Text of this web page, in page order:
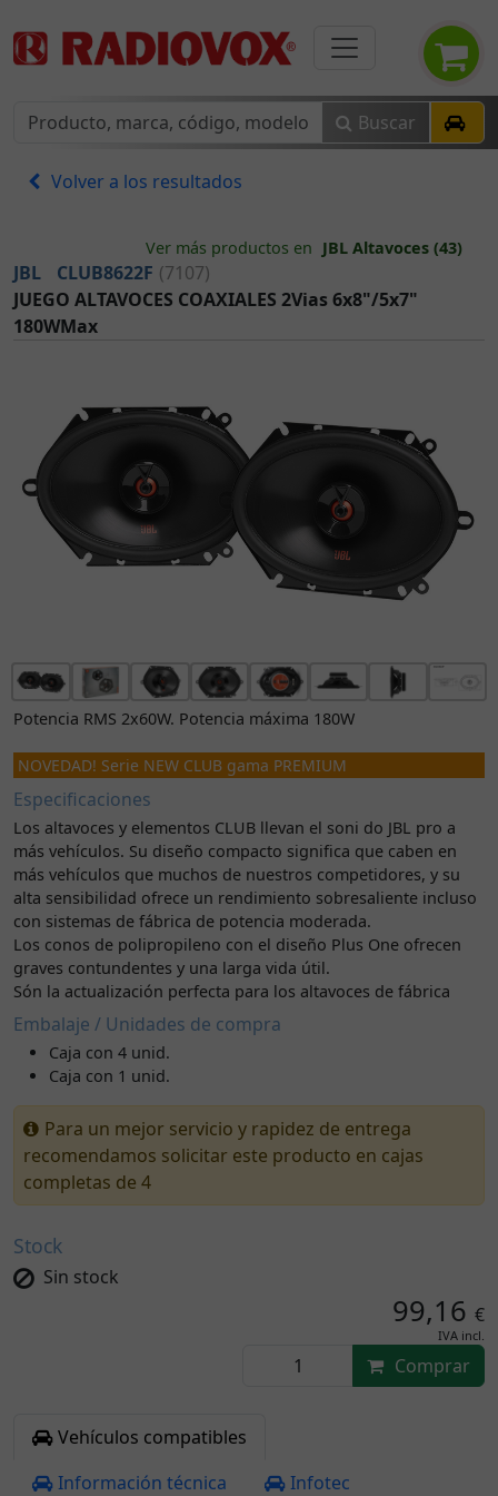
Buscar
Volver a los resultados
Ver más productos en JBL Altavoces (43)
JBL CLUB8622F (7107)
JUEGO ALTAVOCES COAXIALES 2Vias 6x8"/5x7"
180WMax
Potencia RMS 2x60W. Potencia máxima 180W
NOVEDAD! Serie NEW CLUB gama PREMIUM
Especificaciones
Los altavoces y elementos CLUB llevan el soni do JBL pro a
más vehículos. Su diseño compacto significa que caben en
más vehículos que muchos de nuestros competidores, y su
alta sensibilidad ofrece un rendimiento sobresaliente incluso
con sistemas de fábrica de potencia moderada.
Los conos de polipropileno con el diseño Plus One ofrecen
graves contundentes y una larga vida útil.
Són la actualización perfecta para los altavoces de fábrica
Embalaje / Unidades de compra
Caja con 4 unid.
Caja con 1 unid.
Para un mejor servicio y rapidez de entrega
recomendamos solicitar este producto en cajas
completas de 4
Stock
Sin stock
99,16 €
IVA incl.
Comprar
Vehículos compatibles
Información técnica
Infotec